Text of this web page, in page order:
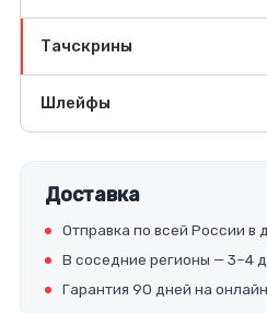
Тачскрины
Шлейфы
Доставка
Отправка по всей России в
В соседние регионы — 3–4
Гарантия 90 дней на